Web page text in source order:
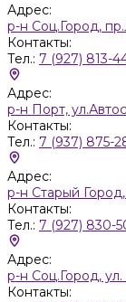
Адрес:
р-н Соц.Город,
Контакты:
Тел.: 7 (927) 813-
Адрес:
р-н Порт,
Контакты:
Тел.: 7 (937) 875-
Адрес:
р-н Старый
Контакты:
Тел.: 7 (927) 830-
Адрес:
р-н Соц.Город,
Контакты: